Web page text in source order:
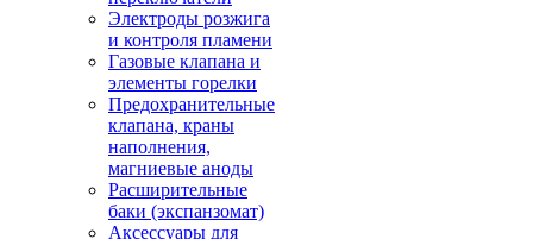
Электроды розжига
и контроля пламени
Газовые клапана и
элементы горелки
Предохранительные
клапана, краны
наполнения,
магниевые аноды
Расширительные
баки (экспанзомат)
Аксессуары для